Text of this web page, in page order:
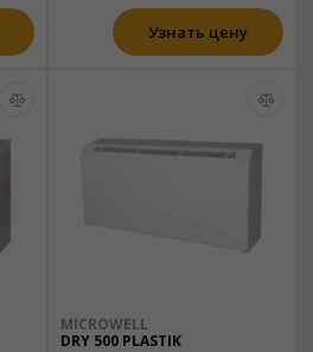
Узнать цену
MICROWELL
DRY 500 PLASTIK